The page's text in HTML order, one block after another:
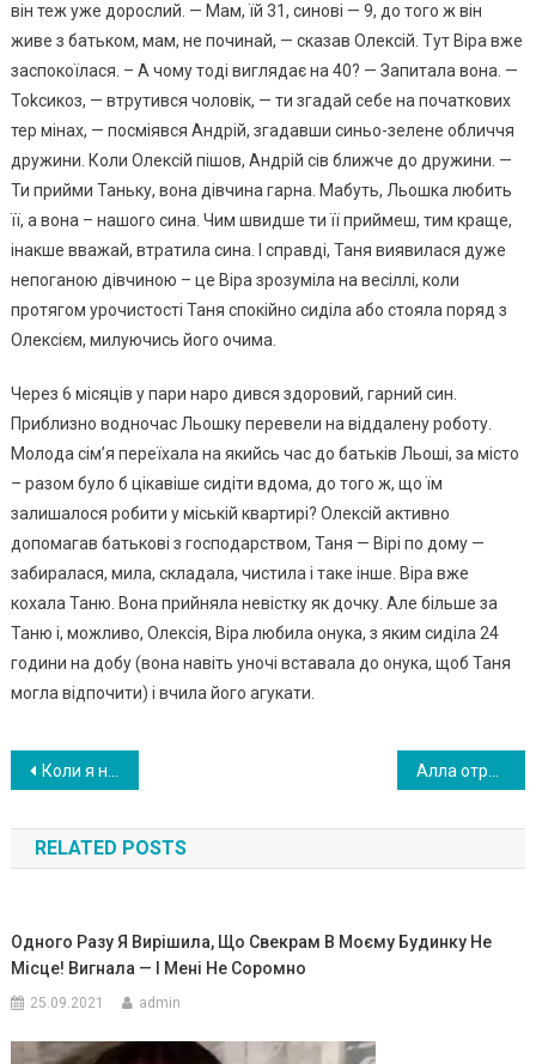
він теж уже дорослий. — Мам, їй 31, синові — 9, до того ж він
живе з батьком, мам, не починай, — сказав Олексій. Тут Віра вже
заспокоїлася. – А чому тоді виглядає на 40? — Запитала вона. —
Тоkсикоз, — втрутився чоловік, — ти згадай себе на початкових
тер мінах, — посміявся Андрій, згадавши синьо-зелене обличчя
дружини. Коли Олексій пішов, Андрій сів ближче до дружини. —
Ти прийми Таньку, вона дівчина гарна. Мабуть, Льошка любить
її, а вона – нашого сина. Чим швидше ти її приймеш, тим краще,
інакше вважай, втратила сина. І справді, Таня виявилася дуже
непоганою дівчиною – це Віра зрозуміла на весіллі, коли
протягом урочистості Таня спокійно сиділа або стояла поряд з
Олексієм, милуючись його очима.
Через 6 місяців у пари наро дився здоровий, гарний син.
Приблизно водночас Льошку перевели на віддалену роботу.
Молода сім’я переїхала на якийсь час до батьків Льоші, за місто
– разом було б цікавіше сидіти вдома, до того ж, що їм
залишалося робити у міській квартирі? Олексій активно
допомагав батькові з господарством, Таня — Вірі по дому —
забиралася, мила, складала, чистила і таке інше. Віра вже
кохала Таню. Вона прийняла невістку як дочку. Але більше за
Таню і, можливо, Олексія, Віра любила онука, з яким сиділа 24
години на добу (вона навіть уночі вставала до онука, щоб Таня
могла відпочити) і вчила його агукати.
Навигация
по
записям
Коли я нарешті змогла завагітніти, в гості прийшла свекруха зі своїм леденячою kров заявою. І я вирішила – її ноги більше не буде у нас в будинkу
RELATED POSTS
Одного Разу Я Вирішила, Що Свекрам В Моєму Будинку Не
Місце! Вигнала — І Мені Не Соромно
25.09.2021 admin